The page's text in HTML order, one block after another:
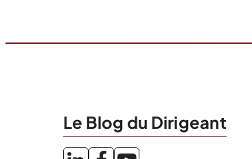
Le Blog du Dirigeant